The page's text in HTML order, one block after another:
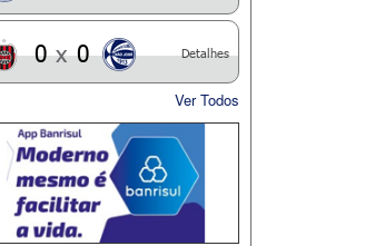
0 x 0 Detalhes
Ver Todos